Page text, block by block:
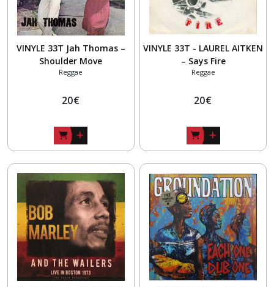
VINYLE 33T Jah Thomas –
Shoulder Move
Reggae
20€
VINYLE 33T - LAUREL AITKEN
– Says Fire
Reggae
20€